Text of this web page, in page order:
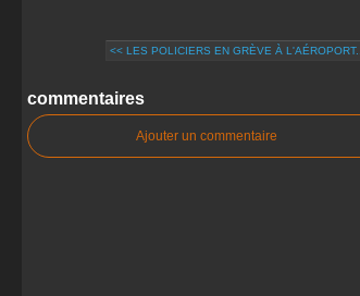
<< LES POLICIERS EN GRÈVE À L'AÉROPORT...
commentaires
Ajouter un commentaire